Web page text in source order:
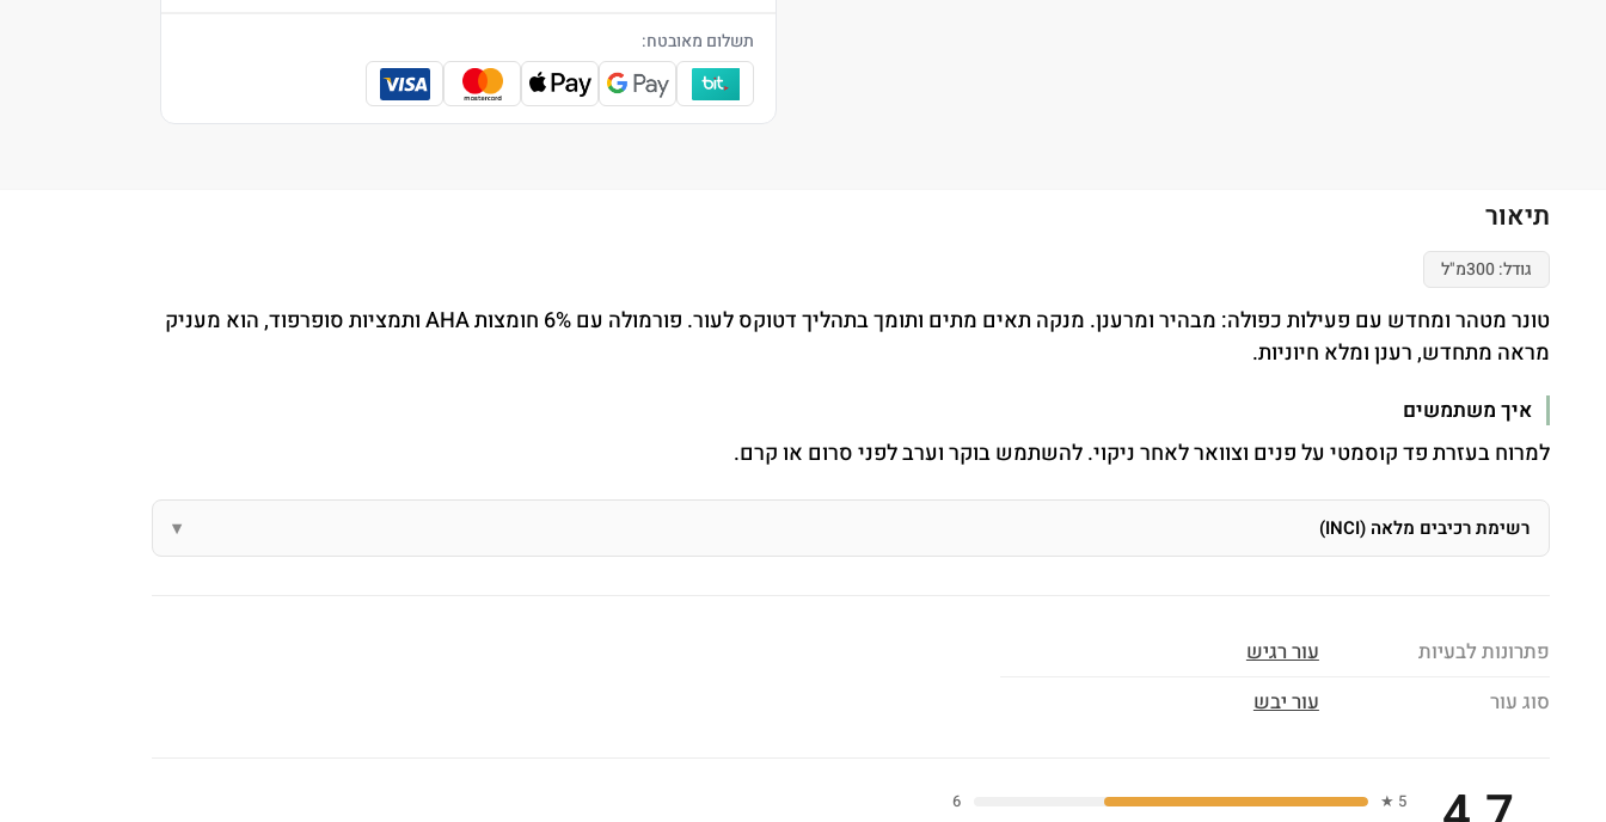
תשלום מאובטח:
תיאור
גודל: 300מ"ל
טונר מטהר ומחדש עם פעילות כפולה: מבהיר ומרענן. מנקה תאים מתים ותומך בתהליך דטוקס לעור. פורמולה עם 6% חומצות AHA ותמציות סופרפוד, הוא מעניק
מראה מתחדש, רענן ומלא חיוניות.
איך משתמשים
למרוח בעזרת פד קוסמטי על פנים וצוואר לאחר ניקוי. להשתמש בוקר וערב לפני סרום או קרם.
רשימת רכיבים מלאה (INCI)
פתרונות לבעיות
עור רגיש
סוג עור
עור יבש
5 ★
6